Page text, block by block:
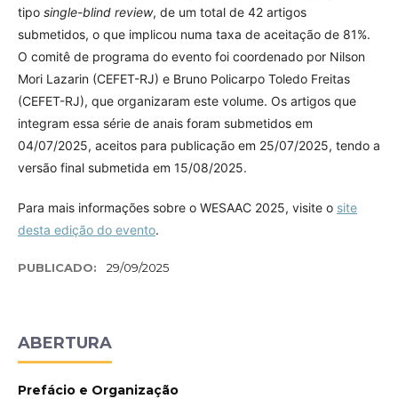
tipo single-blind review, de um total de 42 artigos
submetidos, o que implicou numa taxa de aceitação de 81%.
O comitê de programa do evento foi coordenado por Nilson
Mori Lazarin (CEFET-RJ) e Bruno Policarpo Toledo Freitas
(CEFET-RJ), que organizaram este volume. Os artigos que
integram essa série de anais foram submetidos em
04/07/2025, aceitos para publicação em 25/07/2025, tendo a
versão final submetida em 15/08/2025.
Para mais informações sobre o WESAAC 2025, visite o site
desta edição do evento.
PUBLICADO: 29/09/2025
ABERTURA
Prefácio e Organização